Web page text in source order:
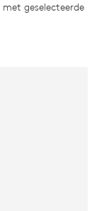
met geselecteerde